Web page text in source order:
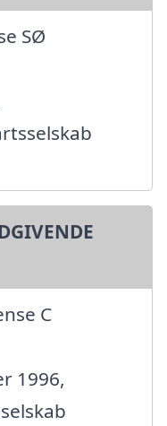
SØ
C
1996,